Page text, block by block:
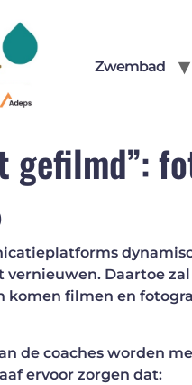
Zwembad
gefilmd”:
vernieuwen. Daartoe
filmen en
de coaches worden
ervoor zorgen dat: